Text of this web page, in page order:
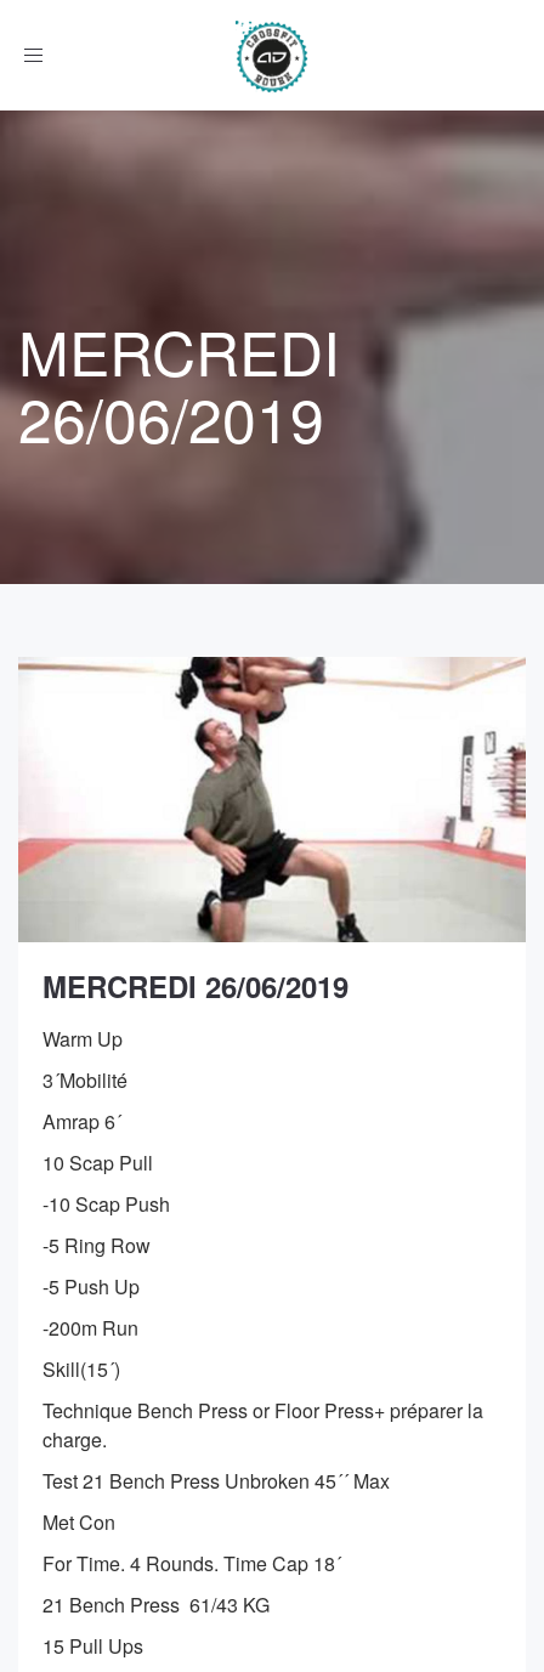
Afficher
MERCREDI
26/06/2019
MERCREDI 26/06/2019
Warm Up
3´Mobilité
Amrap 6´
10 Scap Pull
-10 Scap Push
-5 Ring Row
-5 Push Up
-200m Run
Skill(15´)
Technique Bench Press or Floor Press+ préparer la
charge.
Test 21 Bench Press Unbroken 45´´ Max
Met Con
For Time. 4 Rounds. Time Cap 18´
21 Bench Press 61/43 KG
15 Pull Ups